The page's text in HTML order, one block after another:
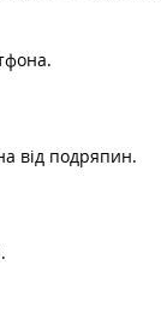
від подряпин.